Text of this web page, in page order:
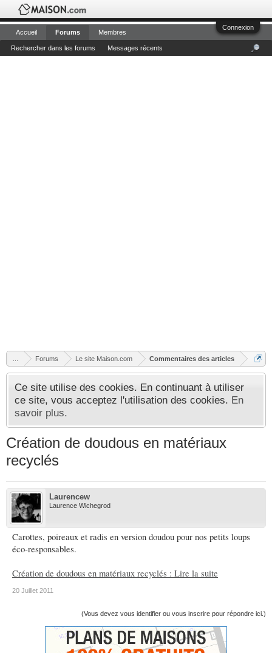
Connexion
Forums Le site Maison.com Commentaires des articles
Ce site utilise des cookies. En continuant à utiliser
ce site, vous acceptez l'utilisation des cookies. En
savoir plus.
Création de doudous en matériaux
recyclés
Laurencew
Laurence Wichegrod
Carottes, poireaux et radis en version doudou pour nos petits loups
éco-responsables.
Création de doudous en matériaux recyclés : Lire la suite
20 Juillet 2011
(Vous devez vous identifier ou vous inscrire pour répondre ici.)
Accueil Forums
Rechercher dans les forums Messages récents
Membres